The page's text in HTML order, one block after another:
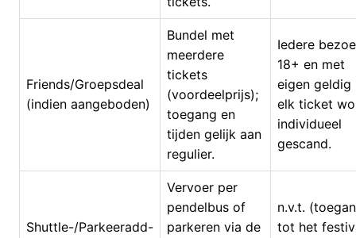
Friends/Groepsdeal
(indien aangeboden)
Bundel met
meerdere
tickets
(voordeelprijs);
toegang en
tijden gelijk aan
regulier.
Iedere
18+ en met
eigen geldig
elk ticket
individueel
gescand.
Shuttle-/Parkeeradd-
Vervoer per
pendelbus of
parkeren via de
n.v.t.
tot het